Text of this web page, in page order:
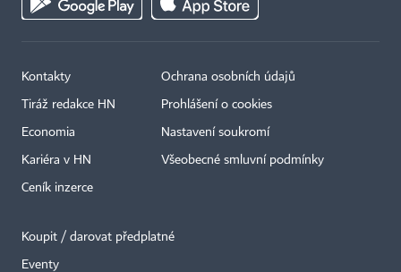
Kontakty
Tiráž redakce HN
Economia
Kariéra v HN
Ceník inzerce
Ochrana osobních údajů
Prohlášení o cookies
Nastavení soukromí
Všeobecné smluvní podmínky
Koupit / darovat předplatné
Eventy